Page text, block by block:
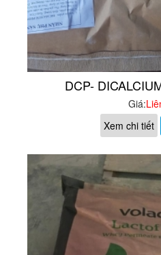
DCP-
Giá:
Xem chi tiết